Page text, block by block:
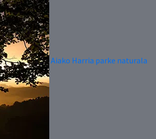
Aiako Harria parke naturala